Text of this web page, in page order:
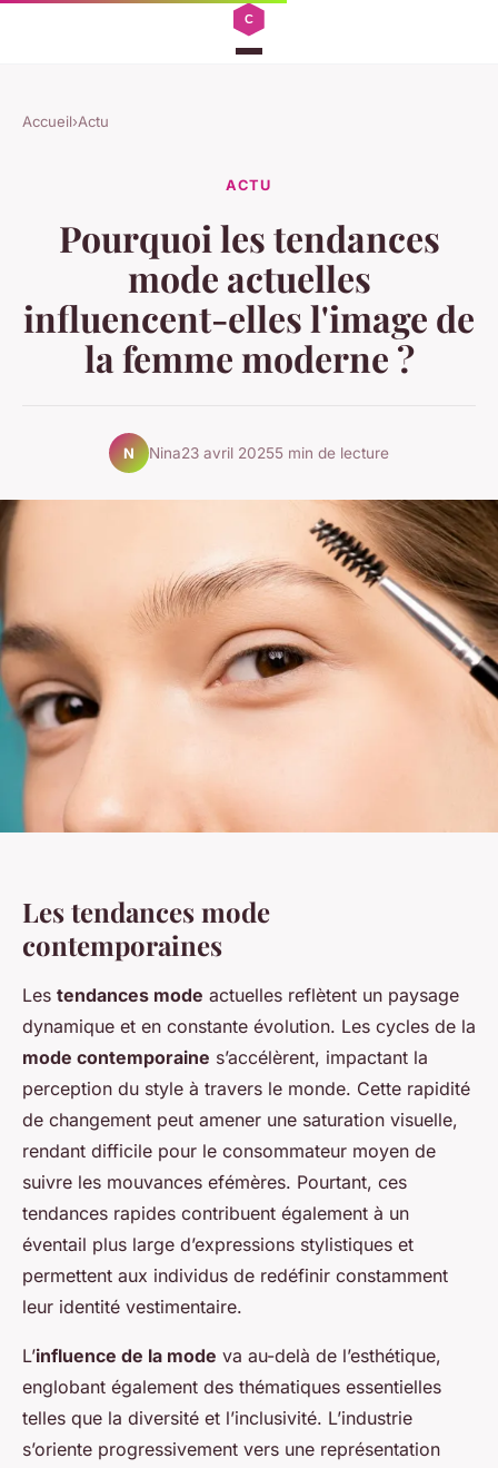
Accueil›Actu
ACTU
Pourquoi les tendances
mode actuelles
influencent-elles l'image de
la femme moderne ?
N Nina23 avril 20255 min de lecture
Les tendances mode
contemporaines
Les tendances mode actuelles reflètent un paysage
dynamique et en constante évolution. Les cycles de la
mode contemporaine s’accélèrent, impactant la
perception du style à travers le monde. Cette rapidité
de changement peut amener une saturation visuelle,
rendant difficile pour le consommateur moyen de
suivre les mouvances efémères. Pourtant, ces
tendances rapides contribuent également à un
éventail plus large d’expressions stylistiques et
permettent aux individus de redéfinir constamment
leur identité vestimentaire.
L’influence de la mode va au-delà de l’esthétique,
englobant également des thématiques essentielles
telles que la diversité et l’inclusivité. L’industrie
s’oriente progressivement vers une représentation